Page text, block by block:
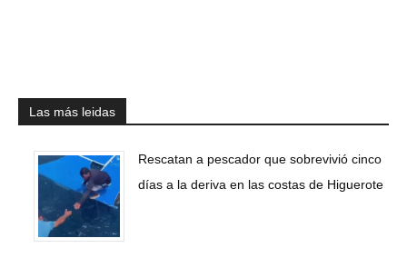
Las más leidas
Rescatan a pescador que sobrevivió cinco
días a la deriva en las costas de Higuerote